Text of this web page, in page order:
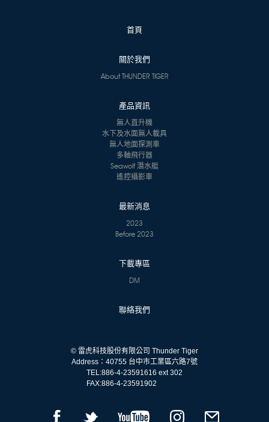
首頁
關於我們
About THUNDER TIGER
產品資訊
無人直升機
水下及水面無人載具
無人地面探測車
多軸飛行器
Seawolf 潛水艇
遙控攝影車
最新消息
2023
Before 2023
下載專區
DM
聯絡我們
© 雷虎科技股份有限公司 Thunder Tiger
Address：40755 台中市工業區六路7號
TEL:886-4-23591616 ext 302
FAX:886-4-23591902